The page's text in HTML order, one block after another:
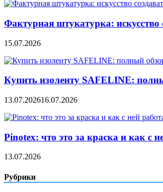
Фактурная штукатурка: искусство
15.07.2026
Купить изоленту SAFELINE:
13.07.202616.07.2026
Pinotex: что это за краска и как с
13.07.2026
Рубрики